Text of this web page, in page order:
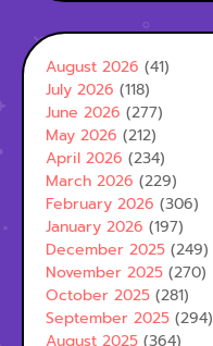
August 2026 (41)
July 2026 (118)
June 2026 (277)
May 2026 (212)
April 2026 (234)
March 2026 (229)
February 2026 (306)
January 2026 (197)
December 2025 (249)
November 2025 (270)
October 2025 (281)
September 2025 (294)
August 2025 (364)